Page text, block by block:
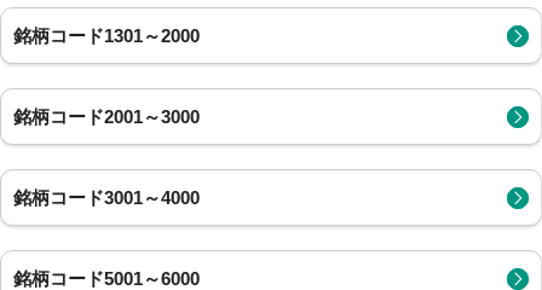
銘柄コード1301～2000
銘柄コード2001～3000
銘柄コード3001～4000
銘柄コード5001～6000